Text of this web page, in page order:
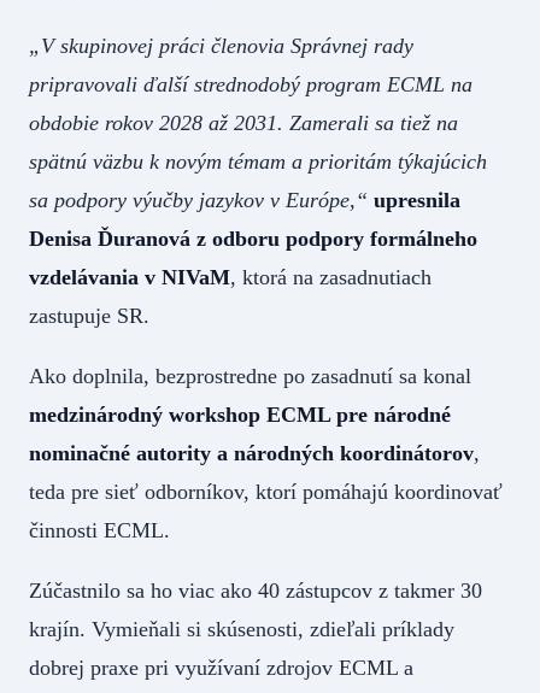
„V skupinovej práci členovia Správnej rady
pripravovali ďalší strednodobý program ECML na
obdobie rokov 2028 až 2031. Zamerali sa tiež na
spätnú väzbu k novým témam a prioritám týkajúcich
sa podpory výučby jazykov v Európe,“ upresnila
Denisa Ďuranová z odboru podpory formálneho
vzdelávania v NIVaM, ktorá na zasadnutiach
zastupuje SR.
Ako doplnila, bezprostredne po zasadnutí sa konal
medzinárodný workshop ECML pre národné
nominačné autority a národných koordinátorov,
teda pre sieť odborníkov, ktorí pomáhajú koordinovať
činnosti ECML.
Zúčastnilo sa ho viac ako 40 zástupcov z takmer 30
krajín. Vymieňali si skúsenosti, zdieľali príklady
dobrej praxe pri využívaní zdrojov ECML a